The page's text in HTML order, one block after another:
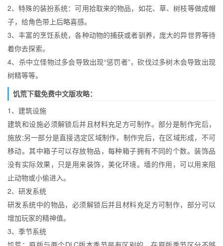
2、特殊的装扮系统：可用拾取来的物品，如花、草、树枝等做成帽
子，给角色带上后略喜感。
3、丰富的烹饪系统，各种动物的捕获或者驯养，庞大的异世界等待
着你去探索。
4、杀中立怪物过多会导致出现“惩罚者”，砍伐过多树木会导致出现
树精等等。
饥荒下载免费中文版攻略：
1、建筑设施
建筑和设施必须解锁后并且材料充足方可制作。部分是制作完后，
施放;另一部分是直接选定区域制作，制作完后，在区域形成，不可
移动。其中箱子可以存放物品，每种箱子拥有不同的个数。装饰品
没有实际效果，只是用来装饰，美化环境。墙的作用，可以用来阻
止动物或小偷进入。
2、研发系统
研发系统中的物品，必须解锁后并且材料充足方可制作，部分可以
增加玩家的精神值。
3、季节系统